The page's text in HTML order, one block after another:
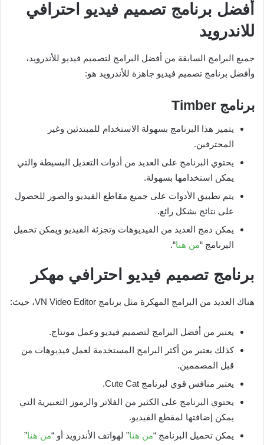
أفضل برنامج تصميم فيديو احترافي
للاندرويد
جميع البرامج السابقة من أفضل البرامج لتصميم فيديو للأندرويد،
وأفضل برنامج تصميم فيديو جاهزة للأندرويد هو:
برنامج Timber
يتميز هذا البرنامج بسهولة الاستخدام للمبتدئين وغير
المحترفين.
يحتوي البرنامج على العديد من أدوات التعديل البسيطة والتي
يمكن استخدامها بسهولة.
يتم تطبيق الأدوات على جميع مقاطع الفيديو والصور للحصول
على نتائج بشكل رائع.
يمكن دمج العديد من الفيديوهات وتجزئة الفيديو ويمكن تحميل
البرنامج “من هنا“.
برنامج تصميم فيديو احترافي مهكر
هناك العديد من البرامج المهكرة مثل برنامج VN Video Editor، حيث:
يعتبر من أفضل البرامج لتصميم فيديو وعمل مونتاج.
كذلك يعتبر من أكثر البرامج المستخدمة لعمل فيديوهات من
قبل المصممين.
يعتبر منافس قوي لبرنامج Cute Cat.
يحتوي البرنامج على الكثير من الفلاتر والرموز التعبيرية التي
يمكن إضافتها لمقطع الفيديو.
يمكن تحميل البرنامج “من هنا” لهواتف الأندرويد أو “من هنا”